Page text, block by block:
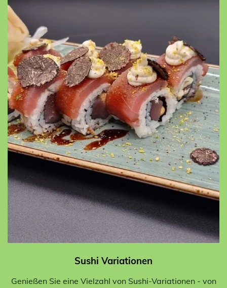
Sushi Variationen
Genießen Sie eine Vielzahl von Sushi-Variationen - von